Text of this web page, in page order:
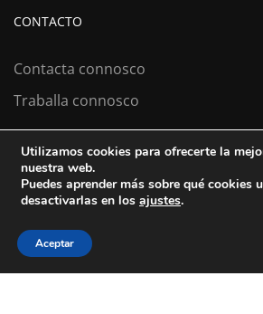
CONTACTO
Contacta connosco
Traballa connosco
Colexio La Salle Santiago
Aviso Legal
Política de cookies
Política de privacidad
Utilizamos cookies para ofrecerte la
nuestra web.
Puedes aprender más sobre qué cookies
desactivarlas en los ajustes.
Aceptar